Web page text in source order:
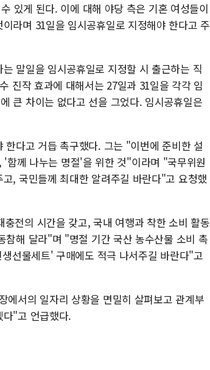
있게 된다. 이에 대해 야당 측은 기혼 여성들이
라며 31일을 임시공휴일로 지정해야 한다고 주
말일을 임시공휴일로 지정할 시 출근하는 직
진작 효과에 대해서는 27일과 31일을 각각 임
큰 차이는 없다고 선을 그었다. 임시공휴일은
다고 거듭 촉구했다. 그는 "이번에 준비한 설
께 나누는 명절'을 위한 것"이라며 "국무위원
, 국민들께 최대한 알려주길 바란다"고 요청했
전의 시간을 갖고, 국내 여행과 착한 소비 활동
참해 달라"며 "명절 기간 국산 농수산물 소비 촉
선물세트' 구매에도 적극 나서주길 바란다"고
에서의 일자리 상황을 면밀히 살펴보고 관계부
다"고 언급했다.